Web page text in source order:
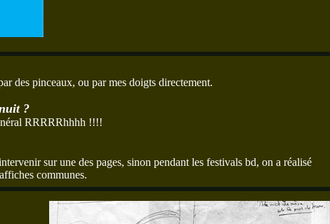
des pinceaux, ou par mes doigts directement.
?
RRRRRhhhh !!!!
sur une des pages, sinon pendant les festivals bd, on a réalisé
communes.